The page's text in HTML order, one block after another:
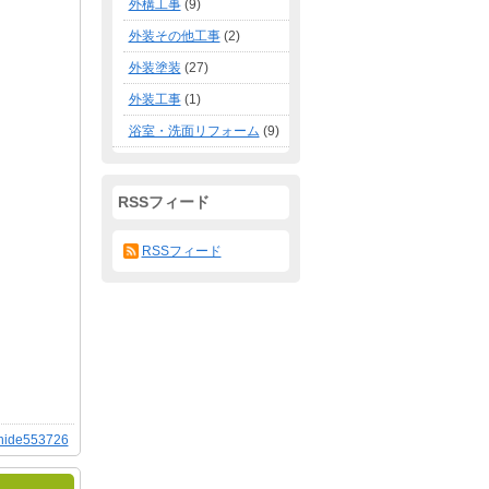
hide553726
外構工事(9)
外装その他工事(2)
外装塗装 (27)
外装工事(1)
浴室・洗面リフォーム (9)
RSSフィード
RSSフィード